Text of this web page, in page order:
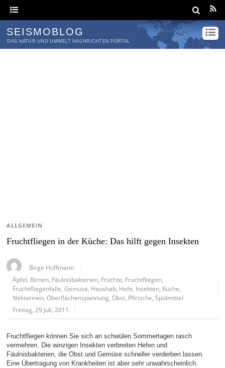
SEISMOBLOG
DAS NATUR UND UMWELT NACHRICHTEN PORTAL
ALLGEMEIN
Fruchtfliegen in der Küche: Das hilft gegen Insekten
Birgit Hoffmann
Äpfel Birnen Fäulnisbakterien Früchte Fruchtfliegen
Fruchtfliegenfalle ,Gemüse Haushalt Hefe Insekten Küche
Nektarinen ,Oberflächenspannung ,Obst Pfirsiche ,Spülmittel
Freitag, 29 Juli, 2011
Fruchtfliegen können Sie sich an schwülen Sommertagen rasch
vermehren. Die winzigen Insekten verbreiten Hefen und
Fäulnisbakterien, die Obst und Gemüse schneller verderben lassen.
Eine Übertragung von Krankheiten ist aber sehr unwahrscheinlich.